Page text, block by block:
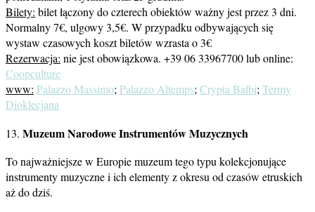
Bilety: bilet łączony do czterech obiektów ważny jest przez 3 dni.
Normalny 7€, ulgowy 3,5€. W przypadku odbywających się
wystaw czasowych koszt biletów wzrasta o 3€
Rezerwacja: nie jest obowiązkowa. +39 06 33967700 lub online:
Coopculture
www: Palazzo Massimo; Palazzo Altemps;Crypta Balbi;Termy
Dioklecjana
13. Muzeum Narodowe Instrumentów Muzycznych
To najważniejsze w Europie muzeum tego typu kolekcjonujące
instrumenty muzyczne i ich elementy z okresu od czasów etruskich
aż do dziś.